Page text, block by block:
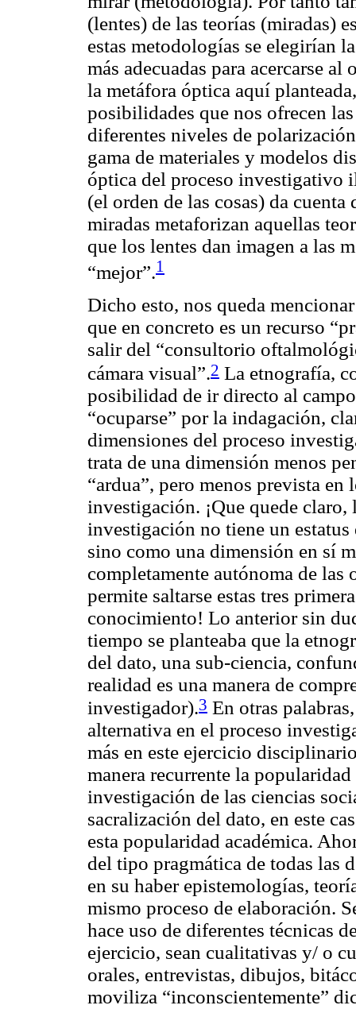
(lentes) de las teorías (miradas)
estas metodologías se elegirían
más adecuadas para acercarse
la metáfora óptica aquí
posibilidades que nos ofrecen
diferentes niveles de
gama de materiales y modelos
óptica del proceso investigativo
(el orden de las cosas) da
miradas metaforizan aquellas
que los lentes dan imagen a las
“mejor”.1
Dicho esto, nos queda
que en concreto es un recurso
salir del “consultorio
cámara visual”.2 La etnografía,
posibilidad de ir directo al
“ocuparse” por la indagación,
dimensiones del proceso
trata de una dimensión menos
“ardua”, pero menos prevista
investigación. ¡Que quede
investigación no tiene un
sino como una dimensión en sí
completamente autónoma de las
permite saltarse estas tres
conocimiento! Lo anterior sin
tiempo se planteaba que la
del dato, una sub-ciencia,
realidad es una manera de
investigador).3 En otras
alternativa en el proceso
más en este ejercicio
manera recurrente la
investigación de las ciencias
sacralización del dato, en este
esta popularidad académica.
del tipo pragmática de todas las
en su haber epistemologías,
mismo proceso de elaboración.
hace uso de diferentes técnicas
ejercicio, sean cualitativas y/ o
orales, entrevistas, dibujos,
moviliza “inconscientemente”